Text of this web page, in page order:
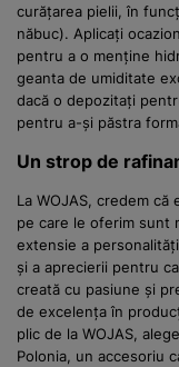
curățarea pielii, în
năbuc). Aplicați
pentru a o menține
geanta de umiditate
dacă o depozitați
pentru a-și păstra
Un strop de
La WOJAS, credem
pe care le oferim sunt
extensie a
și a aprecierii pentru
creată cu pasiune și
de excelența în
plic de la WOJAS,
Polonia, un accesoriu